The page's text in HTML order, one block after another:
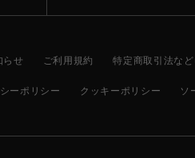
らせ ご利用規約 特定商取引法な
ーポリシー クッキーポリシー ソ